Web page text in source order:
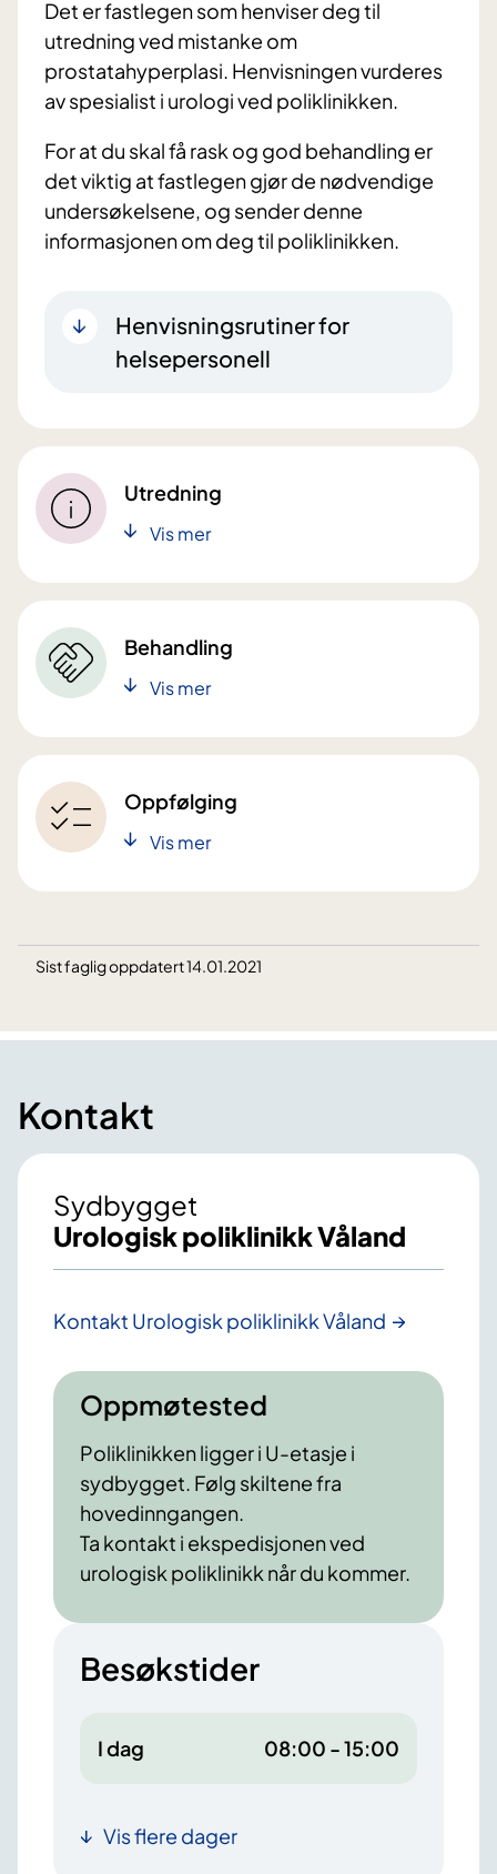
Det er fastlegen som henviser deg til
utredning ved mistanke om
prostatahyperplasi. Henvisningen vurderes
av spesialist i urologi ved poliklinikken.
For at du skal få rask og god behandling er
det viktig at fastlegen gjør de nødvendige
undersøkelsene, og sender denne
informasjonen om deg til poliklinikken.
Henvisningsrutiner for
helsepersonell
Utredning
Vis mer
Behandling
Vis mer
Oppfølging
Vis mer
Sist faglig oppdatert 14.01.2021
Kontakt
Sydbygget
Urologisk poliklinikk Våland
Kontakt Urologisk poliklinikk Våland
Oppmøtested
Poliklinikken ligger i U-etasje i
sydbygget. Følg skiltene fra
hovedinngangen.
Ta kontakt i ekspedisjonen ved
urologisk poliklinikk når du kommer.
Besøkstider
I dag 08:00 - 15:00
Vis flere dager